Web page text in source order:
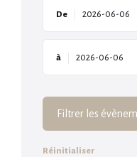
De
à
Filtrer les
Réinitialiser